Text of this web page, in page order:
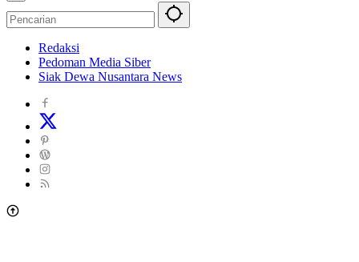
Redaksi
Pedoman Media Siber
Siak Dewa Nusantara News